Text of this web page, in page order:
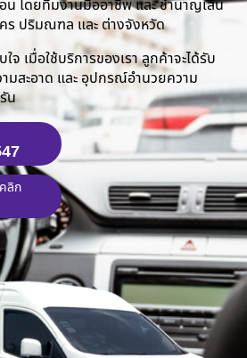
น โดยทีมงานมืออาชีพ และ ชำนาญเส้น
ร ปริมณฑล และ ต่างจังหวัด
เมื่อใช้บริการของเรา ลูกค้าจะได้รับ
มสะอาด และ อุปกรณ์อำนวยความ
น
ลิก